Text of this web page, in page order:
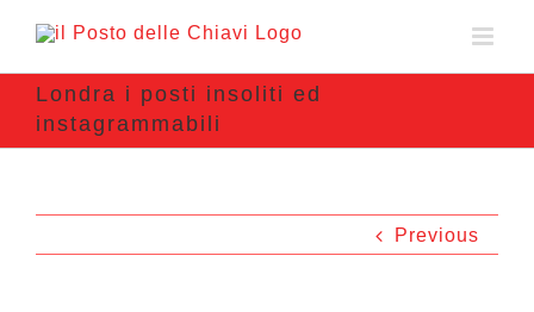
Londra i posti insoliti ed
instagrammabili
Previous